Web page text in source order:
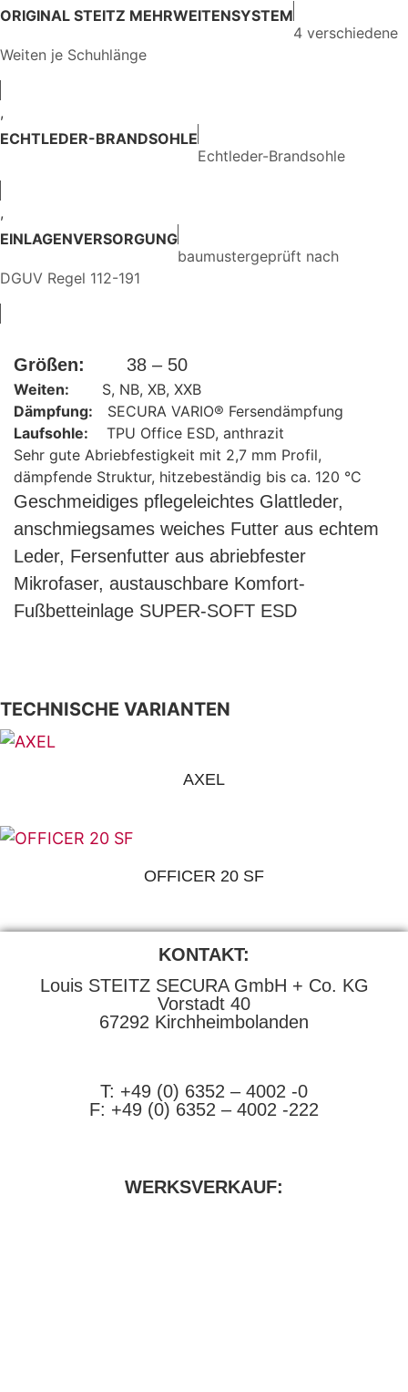
ORIGINAL STEITZ MEHRWEITENSYSTEM
4 verschiedene
Weiten je Schuhlänge
,
ECHTLEDER-BRANDSOHLE
Echtleder-Brandsohle
,
EINLAGENVERSORGUNG
baumustergeprüft nach
DGUV Regel 112-191
Größen: 38 – 50
Weiten: S, NB, XB, XXB
Dämpfung: SECURA VARIO® Fersendämpfung
Laufsohle: TPU Office ESD, anthrazit
Sehr gute Abriebfestigkeit mit 2,7 mm Profil,
dämpfende Struktur, hitzebeständig bis ca. 120 °C
Geschmeidiges pflegeleichtes Glattleder,
anschmiegsames weiches Futter aus echtem
Leder, Fersenfutter aus abriebfester
Mikrofaser, austauschbare Komfort-
Fußbetteinlage SUPER-SOFT ESD
TECHNISCHE VARIANTEN
AXEL
OFFICER 20 SF
KONTAKT:
Louis STEITZ SECURA GmbH + Co. KG
Vorstadt 40
67292 Kirchheimbolanden
T: +49 (0) 6352 – 4002 -0
F: +49 (0) 6352 – 4002 -222
WERKSVERKAUF: